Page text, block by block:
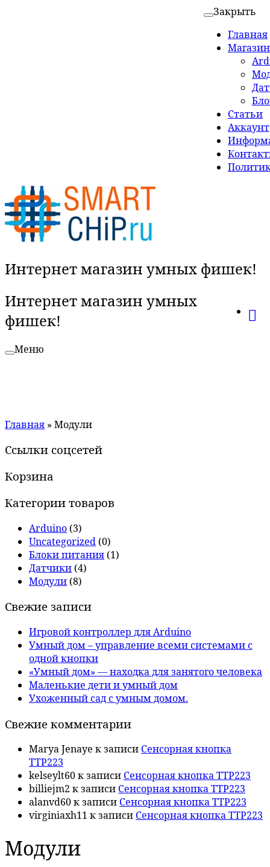
Закрыть
Главная
Магазин
Статьи
Аккаунт
Интернет магазин умных фишек!
Интернет магазин умных
фишек!
Меню
Главная » Модули
Ссылки соцсетей
Корзина
Категории товаров
Arduino (3)
Uncategorized (0)
Блоки питания (1)
Датчики (4)
Модули (8)
Свежие записи
Игровой контроллер для Arduino
Умный дом – управление всеми системами с
одной кнопки
«Умный дом» — находка для занятого человека
Маленькие дети и умный дом
Ухоженный сад с умным домом.
Свежие комментарии
Marya Jenaye к записи Сенсорная кнопка
TTP223
kelseylt60к записи Сенсорная кнопка TTP223
billiejm2 к записи Сенсорная кнопка TTP223
alanvd60к записи Сенсорная кнопка TTP223
virginiaxh11 к записи Сенсорная кнопка TTP223
Модули